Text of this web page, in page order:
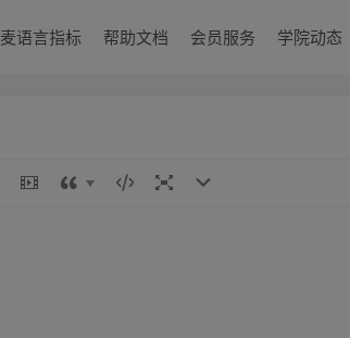
麦语言指标 帮助文档 会员服务 学院动态